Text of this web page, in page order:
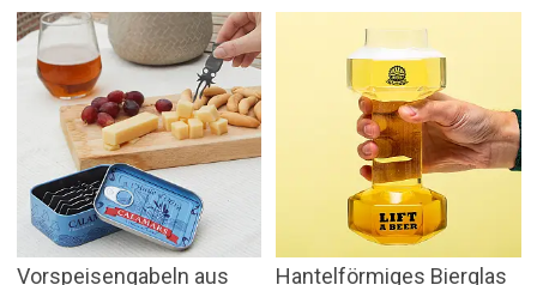
Vorspeisengabeln aus
Hantelförmiges Bierglas